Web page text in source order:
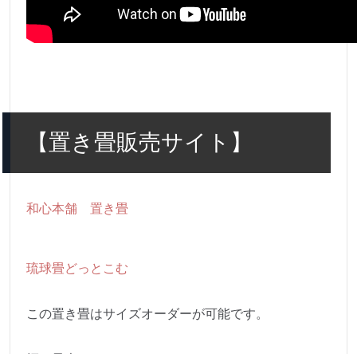
【置き畳販売サイト】
和心本舗 置き畳
琉球畳どっとこむ
この置き畳はサイズオーダーが可能です。